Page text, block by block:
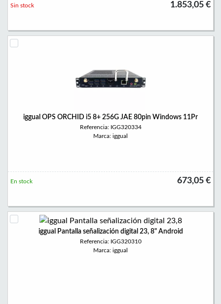
1.853,05 €
Sin stock
iggual OPS ORCHID i5 8+ 256G JAE 80pin Windows 11Pr
Referencia: IGG320334
Marca: iggual
673,05 €
En stock
iggual Pantalla señalización digital 23, 8" Android
Referencia: IGG320310
Marca: iggual